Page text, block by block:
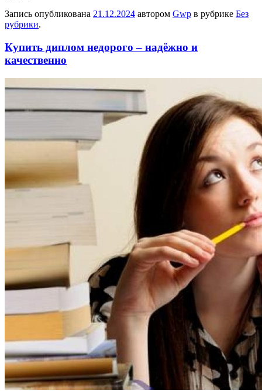
Запись опубликована 21.12.2024 автором Gwp в рубрике Без
рубрики.
Купить диплом недорого – надёжно и
качественно